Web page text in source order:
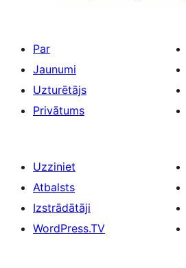
Par
Jaunumi
Uzturētājs
Privātums
Uzziniet
Atbalsts
Izstrādātāji
WordPress.TV